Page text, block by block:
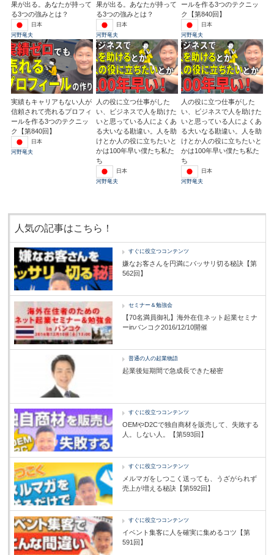
果が出る。あなたが持って
る3つの強みとは？
日本
河野竜夫
果が出る。あなたが持って
る3つの強みとは？
日本
河野竜夫
ールを作る3つのテクニッ
ク【第840回】
日本
河野竜夫
実績もキャリアもない人が
信頼されて売れるプロフィ
ールを作る3つのテクニッ
ク【第840回】
日本
河野竜夫
人の役に立つ仕事がした
い、ビジネスで人を助けた
いと思っている人によくあ
る大いなる勘違い。人を助
けとか人の役に立ちたいと
かは100年早い僕たち私た
ち
日本
河野竜夫
人の役に立つ仕事がした
い、ビジネスで人を助けた
いと思っている人によくあ
る大いなる勘違い。人を助
けとか人の役に立ちたいと
かは100年早い僕たち私た
ち
日本
河野竜夫
人気の記事はこちら！
すぐに役立つコンテンツ
嫌なお客さんを円満にバッサリ切る秘訣【第
562回】
セミナー＆勉強会
【70名満員御礼】海外在住ネット起業セミナ
ーinバンコク2016/12/10開催
普通の人の起業物語
起業後短期間で急成長できた秘密
すぐに役立つコンテンツ
OEMやD2Cで独自商材を販売して、失敗する
人。しない人。【第593回】
すぐに役立つコンテンツ
メルマガをしつこく送っても、うざがられず
売上が増える秘訣【第592回】
すぐに役立つコンテンツ
イベント集客に人を確実に集めるコツ【第
591回】